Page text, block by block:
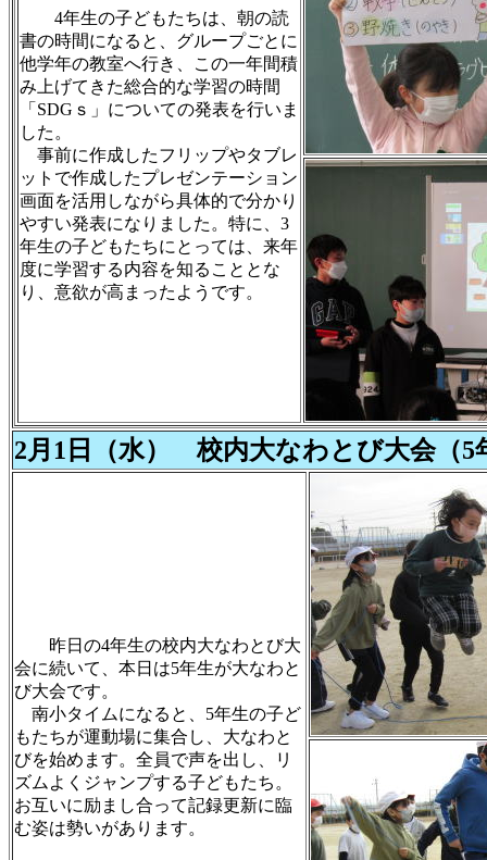
4年生の子どもたちは、朝の読
書の時間になると、グループごとに
他学年の教室へ行き、この一年間積
み上げてきた総合的な学習の時間
「SDGｓ」についての発表を行いま
した。
事前に作成したフリップやタブレ
ットで作成したプレゼンテーション
画面を活用しながら具体的で分かり
やすい発表になりました。特に、3
年生の子どもたちにとっては、来年
度に学習する内容を知ることとな
り、意欲が高まったようです。
2月1日（水） 校内大なわとび大会（5
昨日の4年生の校内大なわとび大
会に続いて、本日は5年生が大なわと
び大会です。
南小タイムになると、5年生の子ど
もたちが運動場に集合し、大なわと
びを始めます。全員で声を出し、リ
ズムよくジャンプする子どもたち。
お互いに励まし合って記録更新に臨
む姿は勢いがあります。